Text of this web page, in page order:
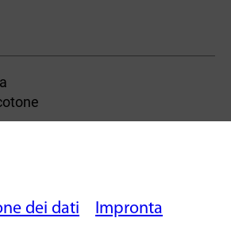
panoramica
dei dati Impronta